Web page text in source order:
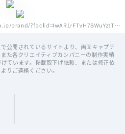
引用元：https://www.benesse.co.jp/brand/?fbclid=IwAR1rFTvH7BWuYztTTOV2-j__Hd0h-U4NF1hPgwZN_zfYnv68jHgxjoSiutk
公開されているサイトより、画面キャプチ
た各クリエイティブカンパニーの制作実績
ています。掲載取下げ依頼、または修正依
よりご連絡ください。